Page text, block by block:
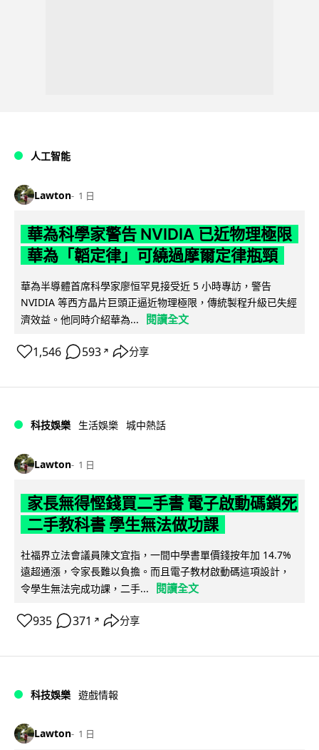
人工智能
Lawton 1 日
華為科學家警告 NVIDIA 已近物理極限
華為「韜定律」可繞過摩爾定律瓶頸
華為半導體首席科學家廖恒罕見接受近 5 小時專訪，警告
NVIDIA 等西方晶片巨頭正逼近物理極限，傳統製程升級已失經
濟效益。他同時介紹華為...
閱讀全文
1,546 593 ↗ 分享
科技娛樂 生活娛樂 城中熱話
Lawton 1 日
家長無得慳錢買二手書 電子啟動碼鎖死
二手教科書 學生無法做功課
社福界立法會議員陳文宜指，一間中學書單價錢按年加 14.7%
遠超通漲，令家長難以負擔。而且電子教材啟動碼這項設計，
令學生無法完成功課，二手...
閱讀全文
935 371 ↗ 分享
科技娛樂 遊戲情報
Lawton 1 日